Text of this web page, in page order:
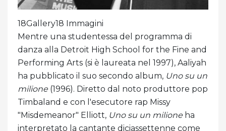
18Gallery18 Immagini
Mentre una studentessa del programma di
danza alla Detroit High School for the Fine and
Performing Arts (si è laureata nel 1997), Aaliyah
ha pubblicato il suo secondo album, Uno su un
milione (1996). Diretto dal noto produttore pop
Timbaland e con l'esecutore rap Missy
"Misdemeanor" Elliott, Uno su un milioneha
interpretato la cantante diciassettenne come